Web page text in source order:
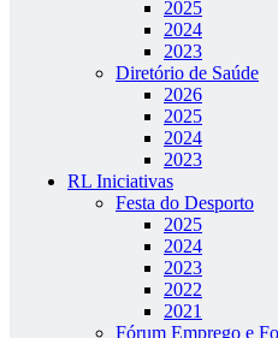
2025
2024
2023
Diretório de Saúde
2026
2025
2024
2023
RL Iniciativas
Festa do Desporto
2025
2024
2023
2022
2021
Fórum Emprego e